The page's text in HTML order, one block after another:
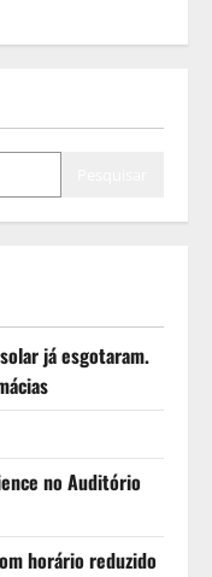
já esgotaram.
no Auditório
horário reduzido